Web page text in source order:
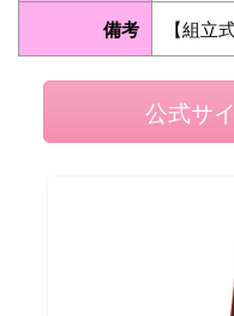
備考 【組立
公式サ